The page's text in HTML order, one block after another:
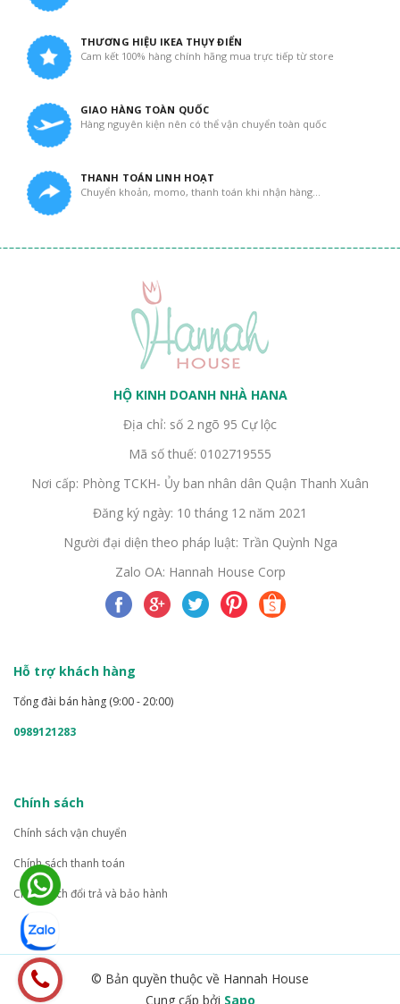
THƯƠNG HIỆU IKEA THỤY ĐIỂN
Cam kết 100% hàng chính hãng mua trực tiếp từ store
GIAO HÀNG TOÀN QUỐC
Hàng nguyên kiện nên có thể vận chuyển toàn quốc
THANH TOÁN LINH HOẠT
Chuyển khoản, momo, thanh toán khi nhận hàng...
HỘ KINH DOANH NHÀ HANA
Địa chỉ: số 2 ngõ 95 Cự lộc
Mã số thuế: 0102719555
Nơi cấp: Phòng TCKH- Ủy ban nhân dân Quận Thanh Xuân
Đăng ký ngày: 10 tháng 12 năm 2021
Người đại diện theo pháp luật: Trần Quỳnh Nga
Zalo OA: Hannah House Corp
Hỗ trợ khách hàng
Tổng đài bán hàng (9:00 - 20:00)
0989121283
Chính sách
Chính sách vận chuyển
Chính sách thanh toán
Chính sách đổi trả và bảo hành
© Bản quyền thuộc về Hannah House
Cung cấp bởi Sapo